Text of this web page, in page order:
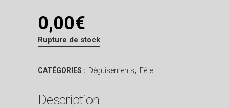
0,00€
Rupture de stock
CATÉGORIES : Déguisements, Fête
Description